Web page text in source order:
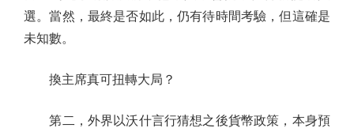
選。當然，最終是否如此，仍有待時間考驗，但這確是
未知數。
換主席真可扭轉大局？
第二，外界以沃什言行猜想之後貨幣政策，本身預